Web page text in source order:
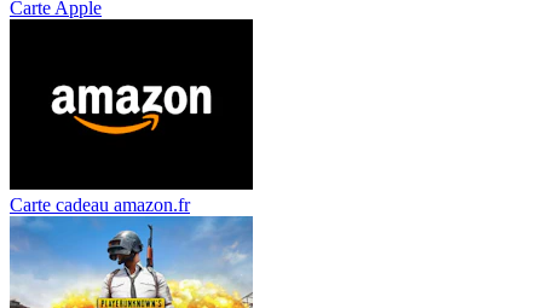
Carte Apple
Carte cadeau amazon.fr